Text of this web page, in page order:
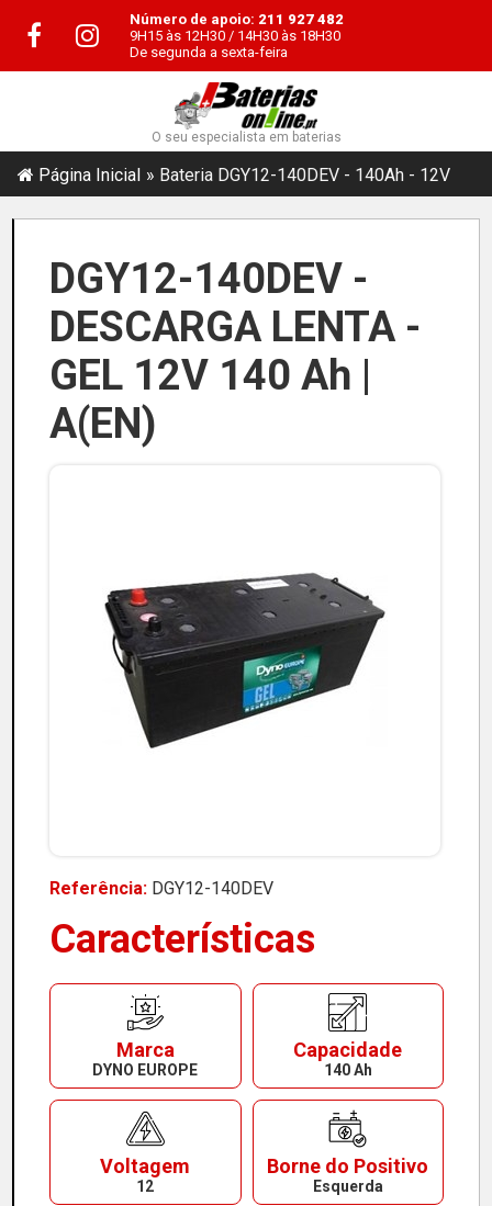
Número de apoio: 211 927 482
9H15 às 12H30 / 14H30 às 18H30
De segunda a sexta-feira
O seu especialista em baterias
Página Inicial Bateria DGY12-140DEV - 140Ah - 12V
DGY12-140DEV -
DESCARGA LENTA -
GEL 12V 140 Ah |
A(EN)
Referência: DGY12-140DEV
Características
Marca
DYNO EUROPE
Capacidade
140 Ah
Voltagem
12
Borne do Positivo
Esquerda